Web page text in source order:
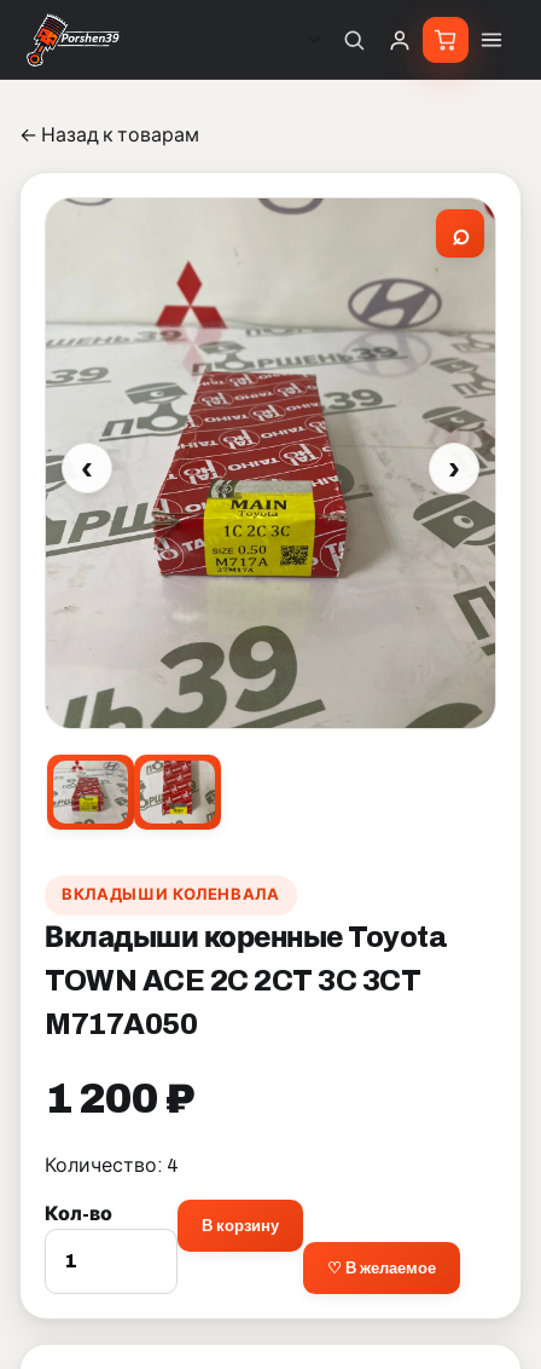
← Назад к товарам
‹
⌕
›
ВКЛАДЫШИ КОЛЕНВАЛА
Вкладыши коренные Toyota
TOWN ACE 2C 2CT 3C 3CT
M717A050
1 200 ₽
Количество: 4
Кол-во
В корзину
♡ В желаемое